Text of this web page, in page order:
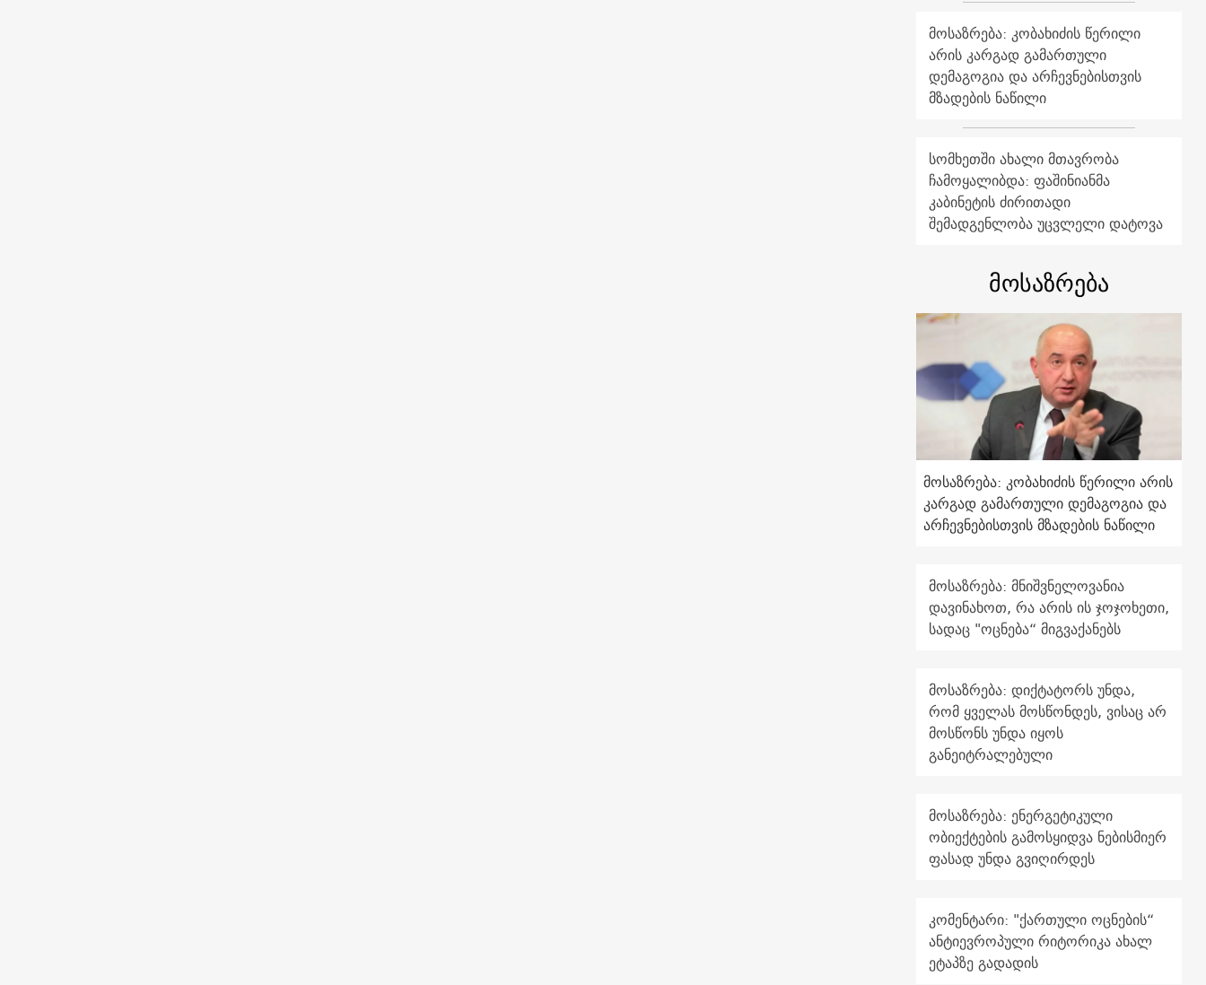
მოსაზრება: კობახიძის წერილი
არის კარგად გამართული
დემაგოგია და არჩევნებისთვის
მზადების ნაწილი
სომხეთში ახალი მთავრობა
ჩამოყალიბდა: ფაშინიანმა
კაბინეტის ძირითადი
შემადგენლობა უცვლელი დატოვა
მოსაზრება
მოსაზრება: კობახიძის წერილი არის
კარგად გამართული დემაგოგია და
არჩევნებისთვის მზადების ნაწილი
მოსაზრება: მნიშვნელოვანია
დავინახოთ, რა არის ის ჯოჯოხეთი,
სადაც "ოცნება“ მიგვაქანებს
მოსაზრება: დიქტატორს უნდა,
რომ ყველას მოსწონდეს, ვისაც არ
მოსწონს უნდა იყოს
განეიტრალებული
მოსაზრება: ენერგეტიკული
ობიექტების გამოსყიდვა ნებისმიერ
ფასად უნდა გვიღირდეს
კომენტარი: "ქართული ოცნების“
ანტიევროპული რიტორიკა ახალ
ეტაპზე გადადის